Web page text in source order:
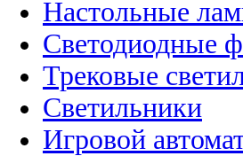
Настольные
Светодиодные
Трековые
Светильники
Игровой